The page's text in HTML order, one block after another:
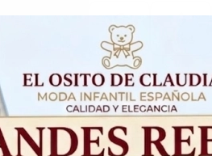
5
Años
6
49,95€